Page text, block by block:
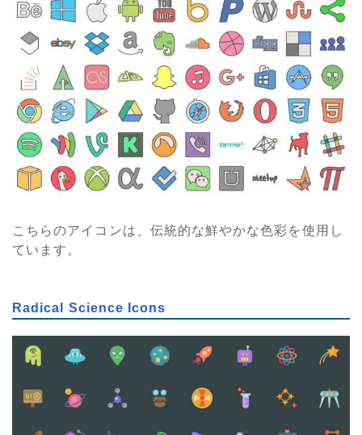
こちらのアイコンは、伝統的な鮮やかな色彩を使用し
ています。
Radical Science Icons